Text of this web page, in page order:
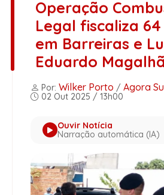
Operação
Legal fiscaliza
em Barreiras e
Eduardo
Por: Wilker Porto / Agora
02 Out 2025 / 13h00
Ouvir Notícia
Narração automática (IA)